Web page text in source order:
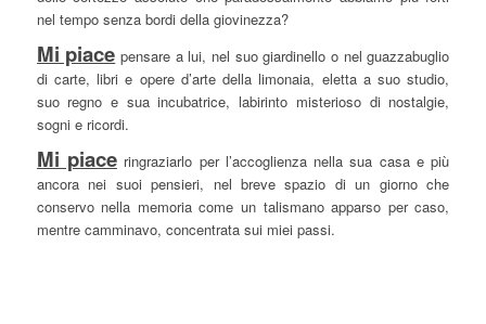
nel tempo senza bordi della giovinezza?
Mi piace pensare a lui, nel suo giardinello o nel guazzabuglio
di carte, libri e opere d’arte della limonaia, eletta a suo studio,
suo regno e sua incubatrice, labirinto misterioso di nostalgie,
sogni e ricordi.
Mi piaceringraziarlo per l’accoglienza nella sua casa e più
ancora nei suoi pensieri, nel breve spazio di un giorno che
conservo nella memoria come un talismano apparso per caso,
mentre camminavo, concentrata sui miei passi.